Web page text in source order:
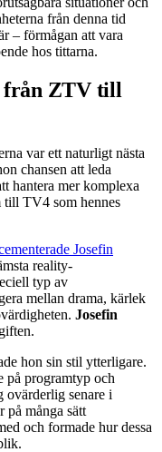
från denna tid
– förmågan att vara
hos tittarna.
från ZTV till
var ett naturligt nästa
chansen att leda
hantera mer komplexa
till TV4 som hennes
Josefin
reality-
typ av
mellan drama, kärlek
Josefin
hon sin stil ytterligare.
på programtyp och
ovärderlig senare i
på många sätt
och formade hur dessa